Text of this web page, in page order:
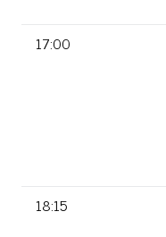
17:00
18:15